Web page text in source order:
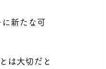
新たな可
は大切だと